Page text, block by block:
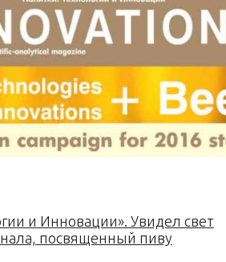
и Инновации». Увидел свет
посвященный пиву